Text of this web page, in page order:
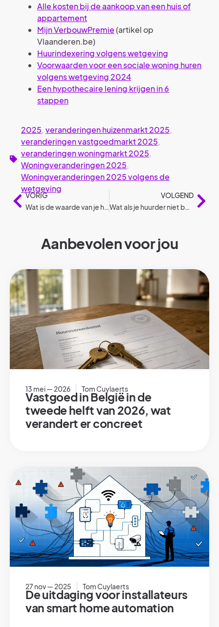
Alle kosten bij de aankoop van een huis of
appartement
Mijn VerbouwPremie(artikel op
Vlaanderen.be)
Huurindexering volgens wetgeving
Voorwaarden voor een sociale woning huren
volgens wetgeving 2024
Een hypothecaire lening krijgen in 6
stappen
2025, veranderingen huizenmarkt 2025,
veranderingen vastgoedmarkt 2025,
veranderingen woningmarkt 2025,
Woningveranderingen 2025,
Woningveranderingen 2025 volgens de
wetgeving
VORIG
Wat is de waarde van je huis of appartement?
VOLGEND
Wat als je huurder niet betaalt? – 7 cruciale stappen
Aanbevolen voor jou
13 mei — 2026 Tom Cuylaerts
Vastgoed in België in de
tweede helft van 2026, wat
verandert er concreet
27 nov — 2025 Tom Cuylaerts
De uitdaging voor installateurs
van smart home automation